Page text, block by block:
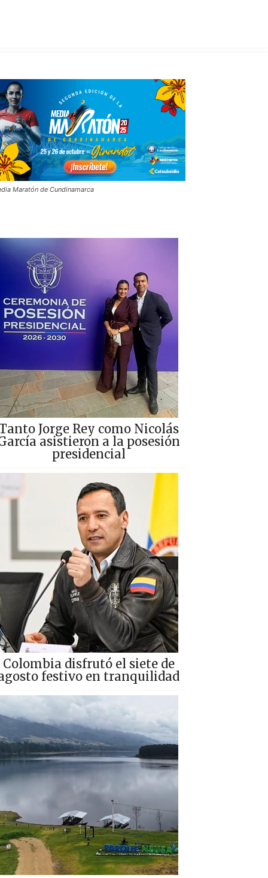
Maratón de Cundinamarca
Jorge Rey como Nicolás
asistieron a la posesión
presidencial
Colombia disfrutó el siete de
festivo en tranquilidad